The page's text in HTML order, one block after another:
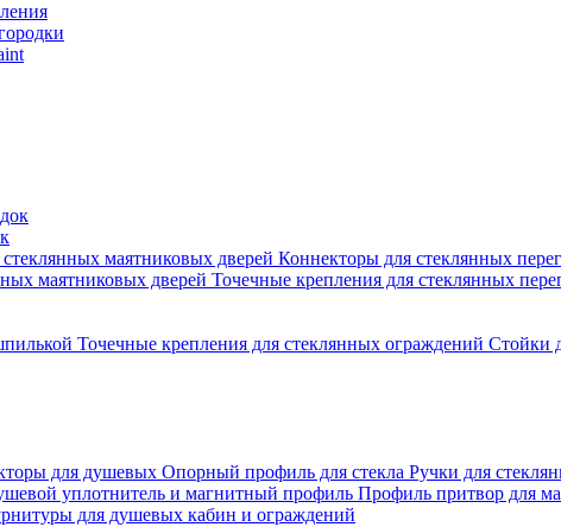
маятниковых дверей Коннекторы для стеклянных
маятниковых дверей Точечные крепления для стеклянных
Точечные крепления для стеклянных ограждений Стойки
для душевых Опорный профиль для стекла Ручки для
уплотнитель и магнитный профиль Профиль притвор для
для душевых кабин и ограждений